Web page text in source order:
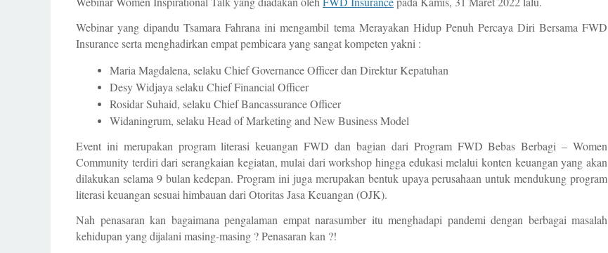
Webinar yang dipandu Tsamara Fahrana ini mengambil tema Merayakan Hidup Penuh Percaya Diri Bersama FWD
Insurance serta menghadirkan empat pembicara yang sangat kompeten yakni :
Maria Magdalena, selaku Chief Governance Officer dan Direktur Kepatuhan
Desy Widjaya selaku Chief Financial Officer
Rosidar Suhaid, selaku Chief Bancassurance Officer
Widaningrum, selaku Head of Marketing and New Business Model
Event ini merupakan program literasi keuangan FWD dan bagian dari Program FWD Bebas Berbagi – Women
Community terdiri dari serangkaian kegiatan, mulai dari workshop hingga edukasi melalui konten keuangan yang akan
dilakukan selama 9 bulan kedepan. Program ini juga merupakan bentuk upaya perusahaan untuk mendukung program
literasi keuangan sesuai himbauan dari Otoritas Jasa Keuangan (OJK).
Nah penasaran kan bagaimana pengalaman empat narasumber itu menghadapi pandemi dengan berbagai masalah
kehidupan yang dijalani masing-masing ? Penasaran kan ?!